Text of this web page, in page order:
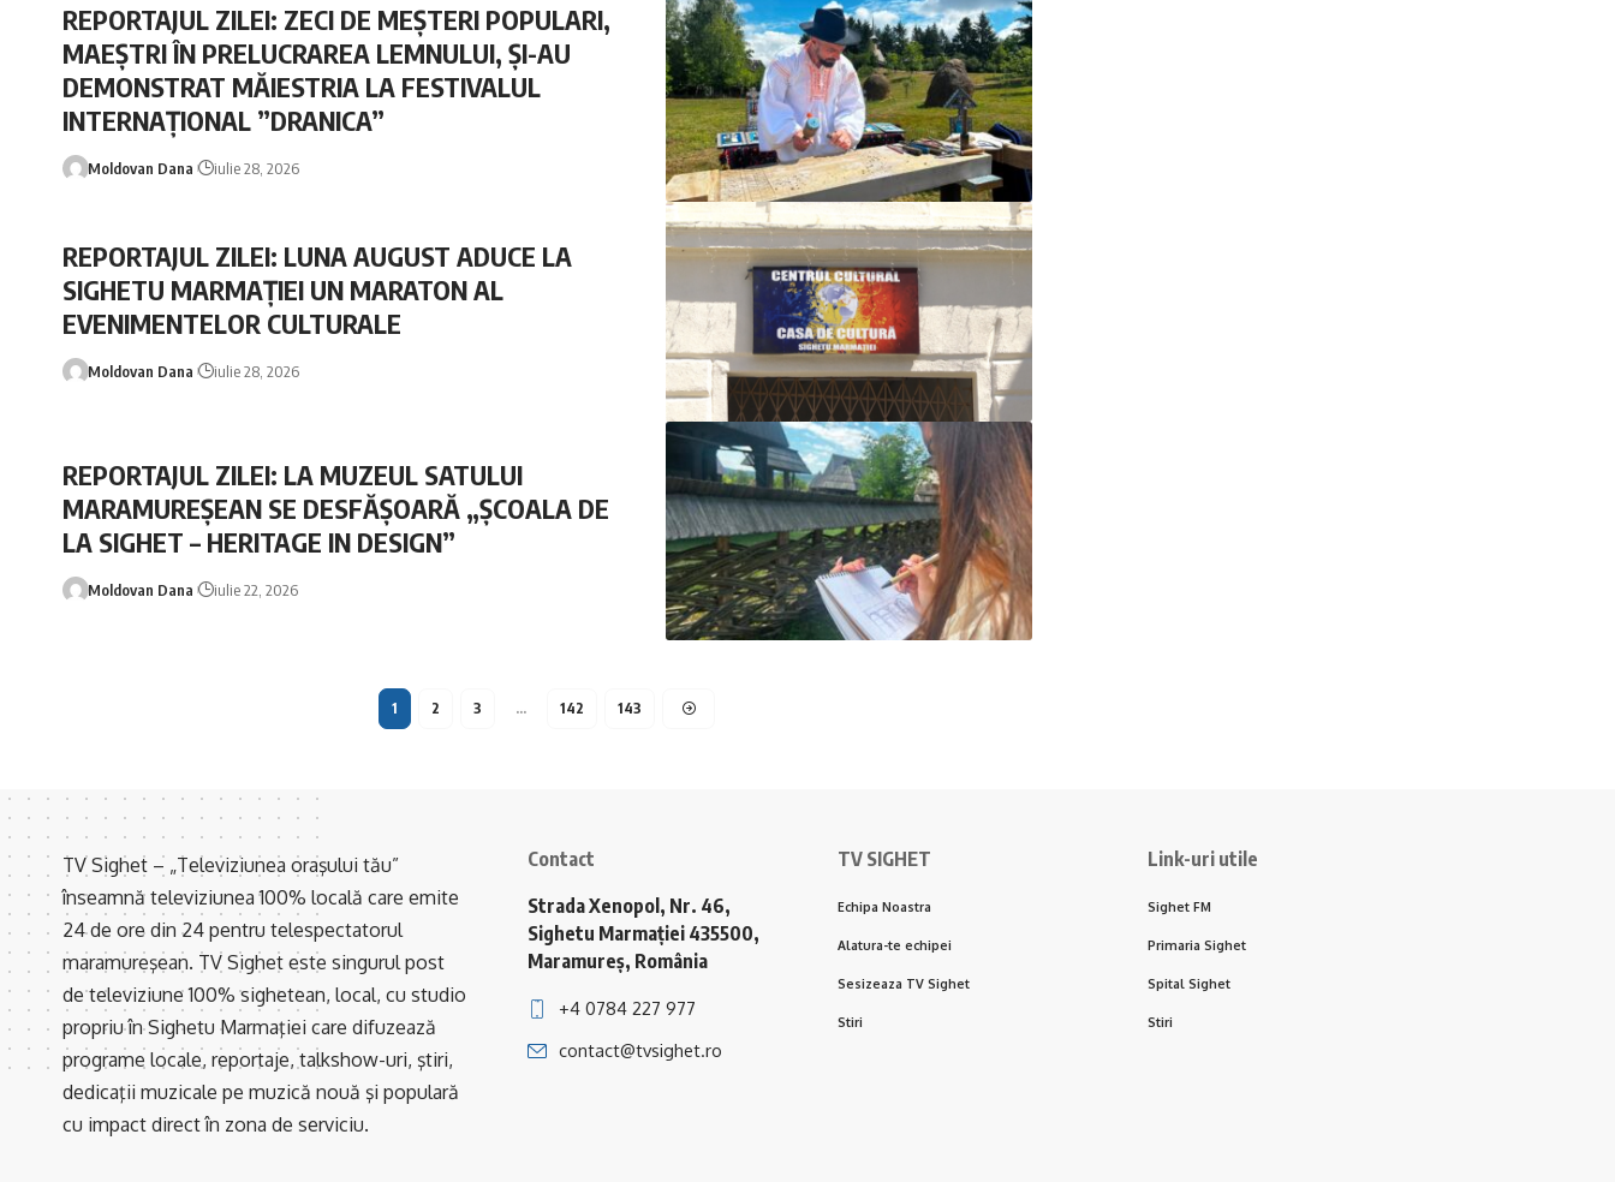
REPORTAJUL ZILEI: ZECI DE MEȘTERI POPULARI,
MAEȘTRI ÎN PRELUCRAREA LEMNULUI, ȘI-AU
DEMONSTRAT MĂIESTRIA LA FESTIVALUL
INTERNAȚIONAL ”DRANICA”
Moldovan Dana iulie 28, 2026
REPORTAJUL ZILEI: LUNA AUGUST ADUCE LA
SIGHETU MARMAȚIEI UN MARATON AL
EVENIMENTELOR CULTURALE
Moldovan Dana iulie 28, 2026
REPORTAJUL ZILEI: LA MUZEUL SATULUI
MARAMUREȘEAN SE DESFĂȘOARĂ „ȘCOALA DE
LA SIGHET – HERITAGE IN DESIGN”
Moldovan Dana iulie 22, 2026
1 2 3 … 142 143
TV Sighet – „Televiziunea oraşului tău”
înseamnă televiziunea 100% locală care emite
24 de ore din 24 pentru telespectatorul
maramureşean. TV Sighet este singurul post
de televiziune 100% sighetean, local, cu studio
propriu în Sighetu Marmaţiei care difuzează
programe locale, reportaje, talkshow-uri, ştiri,
dedicaţii muzicale pe muzică nouă şi populară
cu impact direct în zona de serviciu.
Contact
Strada Xenopol, Nr. 46,
Sighetu Marmației 435500,
Maramureș, România
+4 0784 227 977
contact@tvsighet.ro
TV SIGHET
Echipa Noastra
Alatura-te echipei
Sesizeaza TV Sighet
Stiri
Link-uri utile
Sighet FM
Primaria Sighet
Spital Sighet
Stiri